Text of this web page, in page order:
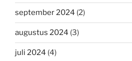
september 2024 (2)
augustus 2024 (3)
juli 2024 (4)